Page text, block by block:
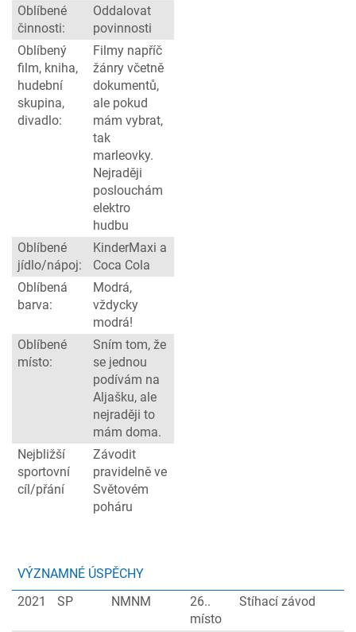
Oblíbené
činnosti:
Oddalovat
povinnosti
Oblíbený
film, kniha,
hudební
skupina,
divadlo:
Filmy napříč
žánry včetně
dokumentů,
ale pokud
mám vybrat,
tak
marleovky.
Nejraději
poslouchám
elektro
hudbu
Oblíbené
jídlo/nápoj:
KinderMaxi a
Coca Cola
Oblíbená
barva:
Modrá,
vždycky
modrá!
Oblíbené
místo:
Sním tom, že
se jednou
podívám na
Aljašku, ale
nejraději to
mám doma.
Nejbližší
sportovní
cíl/přání
Závodit
pravidelně ve
Světovém
poháru
VÝZNAMNÉ ÚSPĚCHY
2021
SP NMNM
26..
místo
Stíhací závod